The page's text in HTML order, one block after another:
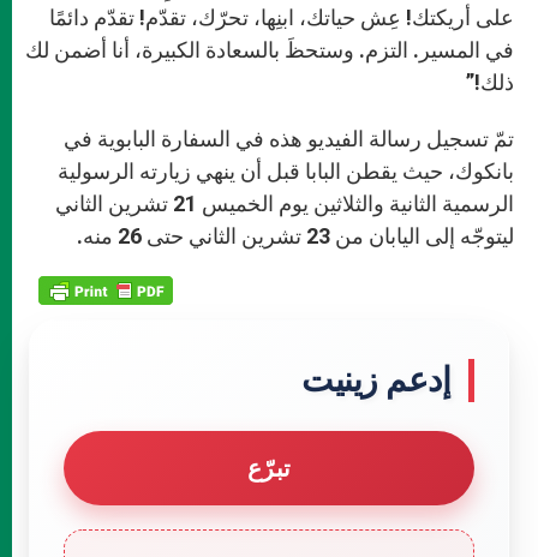
على أريكتك! عِش حياتك، ابنِها، تحرّك، تقدّم! تقدّم دائمًا
في المسير. التزم. وستحظَ بالسعادة الكبيرة، أنا أضمن لك
ذلك!”
تمّ تسجيل رسالة الفيديو هذه في السفارة البابوية في
بانكوك، حيث يقطن البابا قبل أن ينهي زيارته الرسولية
الرسمية الثانية والثلاثين يوم الخميس 21 تشرين الثاني
ليتوجّه إلى اليابان من 23 تشرين الثاني حتى 26 منه.
إدعم زينيت
تبرّع